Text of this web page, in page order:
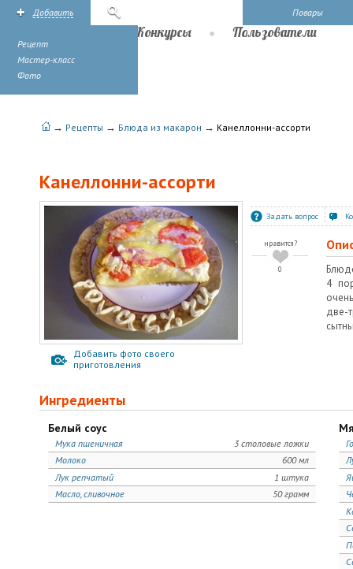
Повары
Добавить
Рецепт
Мастер-класс
Фото
Конкурсы Пользователи
→ Рецепты → Блюда из макарон → Канеллонни-ассорти
Канеллонни-ассорти
Добавить фото своего
приготовления
Задать вопрос
нравится?
0
4
две-
Ингредиенты
Белый соус
3 столовые ложки
Мука пшеничная
600 мл
Молоко
1 штука
Лук репчатый
50 грамм
Масло, сливочное